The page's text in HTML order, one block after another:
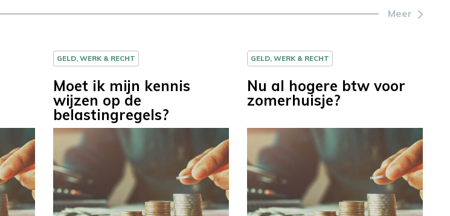
Meer
GELD, WERK & RECHT
Moet ik mijn kennis
wijzen op de
belastingregels?
GELD, WERK & RECHT
Nu al hogere btw voor
zomerhuisje?